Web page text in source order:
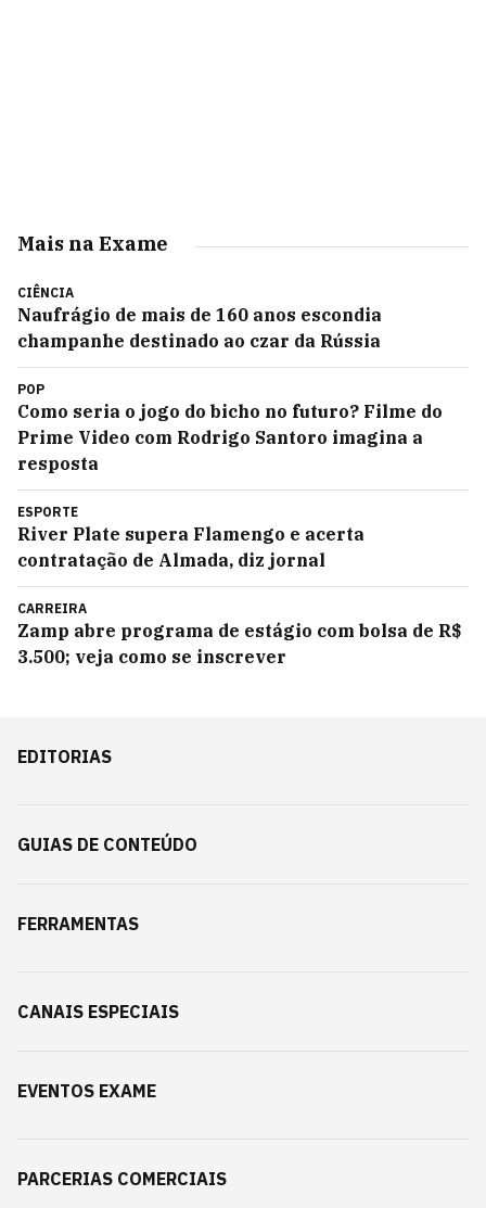
Mais na Exame
CIÊNCIA
Naufrágio de mais de 160 anos escondia
champanhe destinado ao czar da Rússia
POP
Como seria o jogo do bicho no futuro? Filme do
Prime Video com Rodrigo Santoro imagina a
resposta
ESPORTE
River Plate supera Flamengo e acerta
contratação de Almada, diz jornal
CARREIRA
Zamp abre programa de estágio com bolsa de R$
3.500; veja como se inscrever
EDITORIAS
GUIAS DE CONTEÚDO
FERRAMENTAS
CANAIS ESPECIAIS
EVENTOS EXAME
PARCERIAS COMERCIAIS